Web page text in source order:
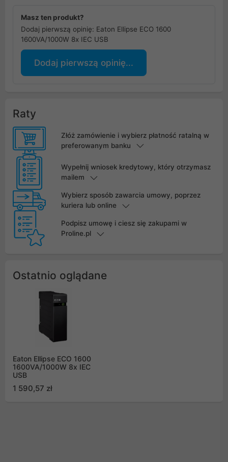
Masz ten produkt?
Dodaj pierwszą opinię: Eaton Ellipse ECO 1600
1600VA/1000W 8x IEC USB
Dodaj pierwszą opinię...
Raty
Złóż zamówienie i wybierz płatność ratalną w
preferowanym banku
Wypełnij wniosek kredytowy, który otrzymasz
mailem
Wybierz sposób zawarcia umowy, poprzez
kuriera lub online
Podpisz umowę i ciesz się zakupami w
Proline.pl
Ostatnio oglądane
Eaton Ellipse ECO 1600
1600VA/1000W 8x IEC
USB
1 590,57 zł